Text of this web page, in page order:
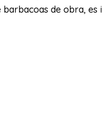
de obra, es